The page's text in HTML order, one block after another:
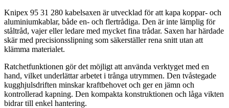
Knipex 95 31 280 kabelsaxen är utvecklad för att kapa koppar- och
aluminiumkablar, både en- och flertrådiga. Den är inte lämplig för
ståltråd, vajer eller ledare med mycket fina trådar. Saxen har härdade
skär med precisionsslipning som säkerställer rena snitt utan att
klämma materialet.
Ratchetfunktionen gör det möjligt att använda verktyget med en
hand, vilket underlättar arbetet i trånga utrymmen. Den tvåstegade
kugghjulsdriften minskar kraftbehovet och ger en jämn och
kontrollerad kapning. Den kompakta konstruktionen och låga vikten
bidrar till enkel hantering.